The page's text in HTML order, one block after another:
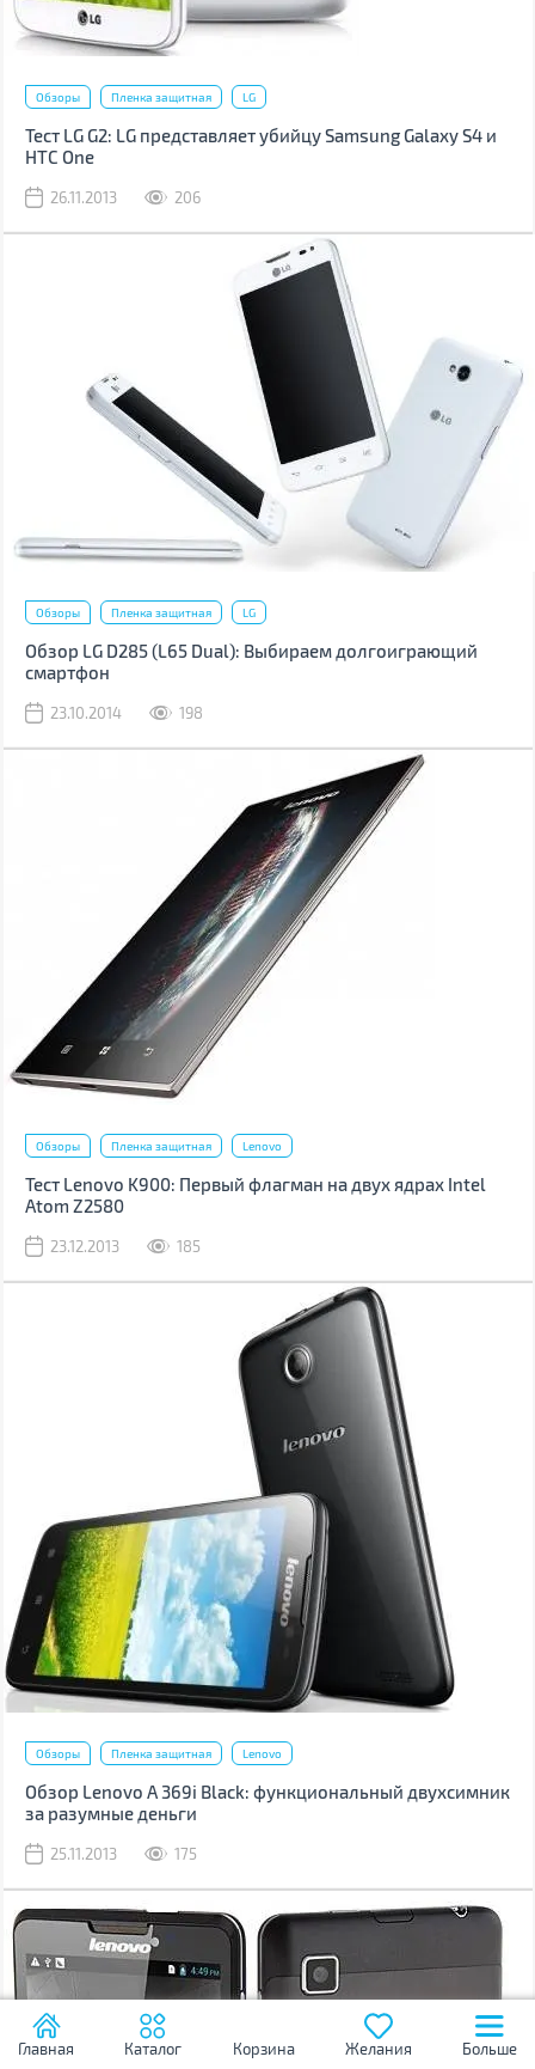
Обзоры Пленка защитная LG
Тест LG G2: LG представляет убийцу Samsung Galaxy S4 и
HTC One
26.11.2013 206
Обзоры Пленка защитная LG
Обзор LG D285 (L65 Dual): Выбираем долгоиграющий
смартфон
23.10.2014 198
Обзоры Пленка защитная Lenovo
Тест Lenovo K900: Первый флагман на двух ядрах Intel
Atom Z2580
23.12.2013 185
Обзоры Пленка защитная Lenovo
Обзор Lenovo A 369i Black: функциональный двухсимник
за разумные деньги
25.11.2013 175
Главная Каталог Корзина Желания Больше